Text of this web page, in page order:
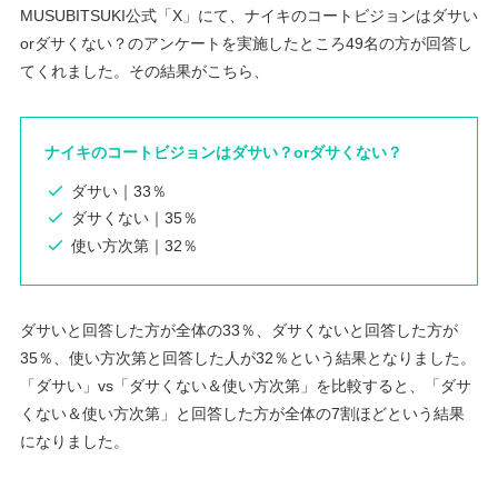
MUSUBITSUKI公式「X」にて、ナイキのコートビジョンはダサい
orダサくない？のアンケートを実施したところ49名の方が回答し
てくれました。その結果がこちら、
ナイキのコートビジョンはダサい？orダサくない？
ダサい｜33％
ダサくない｜35％
使い方次第｜32％
ダサいと回答した方が全体の33％、ダサくないと回答した方が
35％、使い方次第と回答した人が32％という結果となりました。
「ダサい」vs「ダサくない＆使い方次第」を比較すると、「ダサ
くない＆使い方次第」と回答した方が全体の7割ほどという結果
になりました。